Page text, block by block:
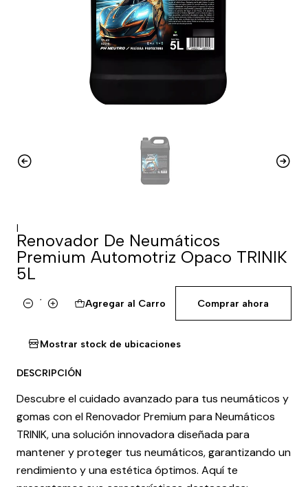
|
Renovador De Neumáticos
Premium Automotriz Opaco TRINIK
5L
Cantidad
Agregar al Carro Comprar ahora
Mostrar stock de ubicaciones
DESCRIPCIÓN
Descubre el cuidado avanzado para tus neumáticos y
gomas con el Renovador Premium para Neumáticos
TRINIK, una solución innovadora diseñada para
mantener y proteger tus neumáticos, garantizando un
rendimiento y una estética óptimos. Aquí te